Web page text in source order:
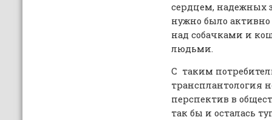
сердцем, надежных
нужно было
над собачками и
людьми.
С таким
трансплантология
перспектив в
так бы и осталась